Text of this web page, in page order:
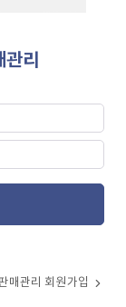
리
매관리 회원가입